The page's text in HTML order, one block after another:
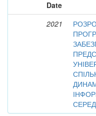
Date
2021